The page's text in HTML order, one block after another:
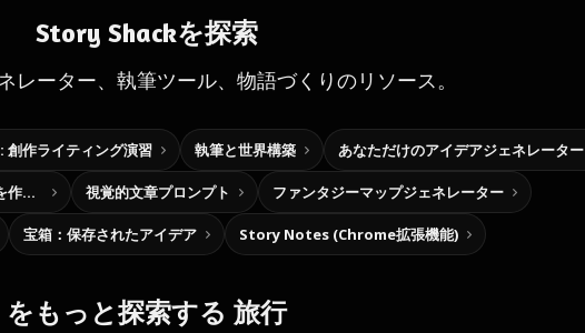
Story Shackを探索
レーター、執筆ツール、物語づくりのリソース。
創作ライティング演習 執筆と世界構築 あなただけのアイデアジェネレーター
自分だけの選択型アドベンチャーを作ろう 視覚的文章プロンプト ファンタジーマップジェネレーター
宝箱：保存されたアイデア Story Notes (Chrome拡張機能)
をもっと探索する 旅行